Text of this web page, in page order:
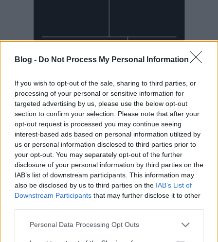
Blog - Do Not Process My Personal Information
If you wish to opt-out of the sale, sharing to third parties, or
processing of your personal or sensitive information for
targeted advertising by us, please use the below opt-out
section to confirm your selection. Please note that after your
opt-out request is processed you may continue seeing
interest-based ads based on personal information utilized by
us or personal information disclosed to third parties prior to
your opt-out. You may separately opt-out of the further
disclosure of your personal information by third parties on the
IAB’s list of downstream participants. This information may
also be disclosed by us to third parties on the IAB’s List of
Downstream Participants that may further disclose it to other
Please note that this website/app uses one or more Google
Personal Data Processing Opt Outs
Mai Manó Ház a
Facebookon
Mai Manó Ház a
YouTubeon